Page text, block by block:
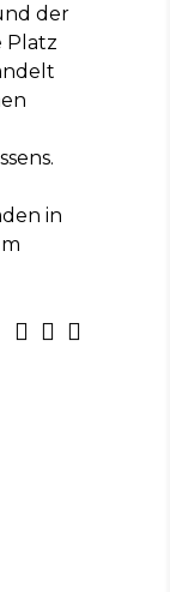
der
Platz
in